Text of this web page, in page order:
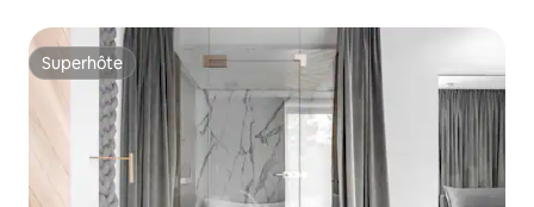
Superhôte
Superhôte